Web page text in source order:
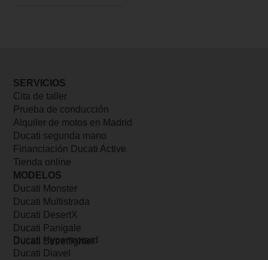
SERVICIOS
Cita de taller
Prueba de conducción
Alquiler de motos en Madrid
Ducati segunda mano
Financiación Ducati Active
Tienda online
MODELOS
Ducati Monster
Ducati Multistrada
Ducati DesertX
Ducati Panigale
Ducati Streetfighter
Ducati Hypermotard
Ducati Diavel